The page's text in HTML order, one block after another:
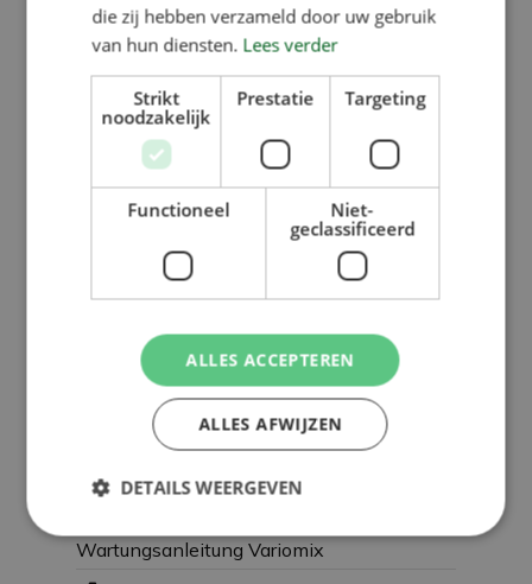
Serie – Trockenfutterautomattrog“
Broschüre zur M- und MU-Serie
Broschüre KZB VERBA
Familienfuttertrog für Freilauf-
Ferkelställe
Broschüre zur SM-Serie:
Trockenfutterautomattröge aus
Edelstahl für Mastschweine
Anleitungen
Installations- und
Wartungsanleitung Variomix
die zij hebben verzameld door uw gebruik
van hun diensten. Lees verder
Strikt
noodzakelijk
Prestatie Targeting
Functioneel
Niet-
geclassificeerd
ALLES ACCEPTEREN
ALLES AFWIJZEN
DETAILS WEERGEVEN